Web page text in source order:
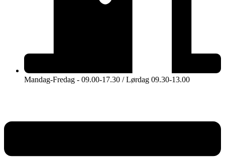
Mandag-Fredag - 09.00-17.30 / Lørdag 09.30-13.00